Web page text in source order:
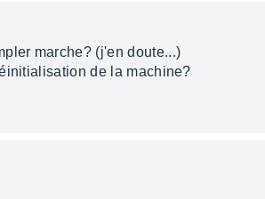
marche? (j'en doute...)
de la machine?